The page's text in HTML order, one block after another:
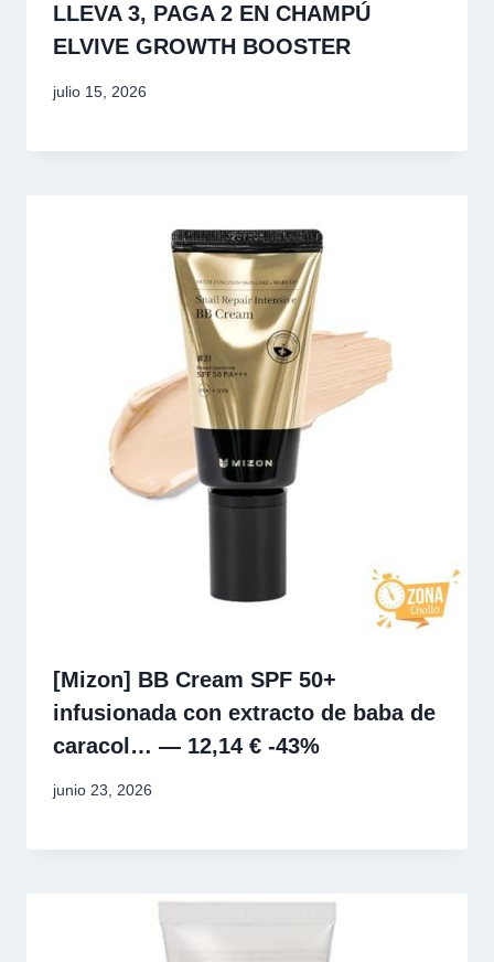
LLEVA 3, PAGA 2 EN CHAMPÚ
ELVIVE GROWTH BOOSTER
julio 15, 2026
[Mizon] BB Cream SPF 50+
infusionada con extracto de baba de
caracol… — 12,14 € -43%
junio 23, 2026